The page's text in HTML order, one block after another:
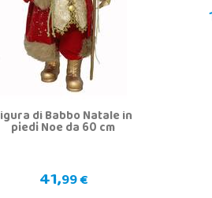
di Babbo Natale in
piedi Noe da 60 cm
41,99 €